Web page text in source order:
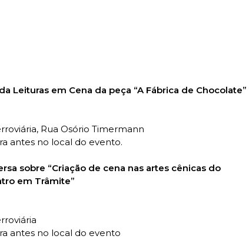
Leituras em Cena da peça “A Fábrica de Chocolate”
Rua Osório Timermann
antes no local do evento.
sobre “Criação de cena nas artes cênicas do
em Trâmite”
antes no local do evento